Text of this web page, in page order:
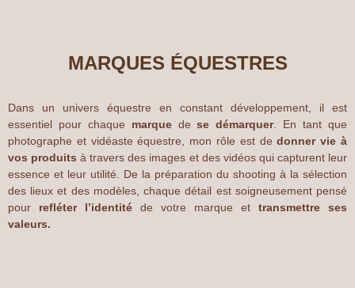
MARQUES ÉQUESTRES
Dans un univers équestre en constant développement, il est
essentiel pour chaque marquedese démarquer. En tant que
photographe et vidéaste équestre, mon rôle est dedonner vie à
vos produits à travers des images et des vidéos qui capturent leur
essence et leur utilité. De la préparation du shooting à la sélection
des lieux et des modèles, chaque détail est soigneusement pensé
pour refléter l’identité de votre marque et transmettre ses
valeurs.